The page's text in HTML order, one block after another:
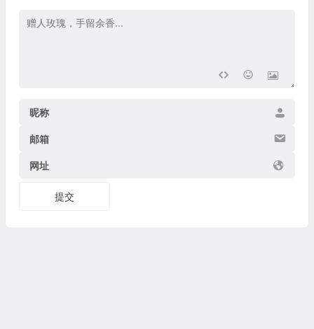
昵称
邮箱
网址
提交